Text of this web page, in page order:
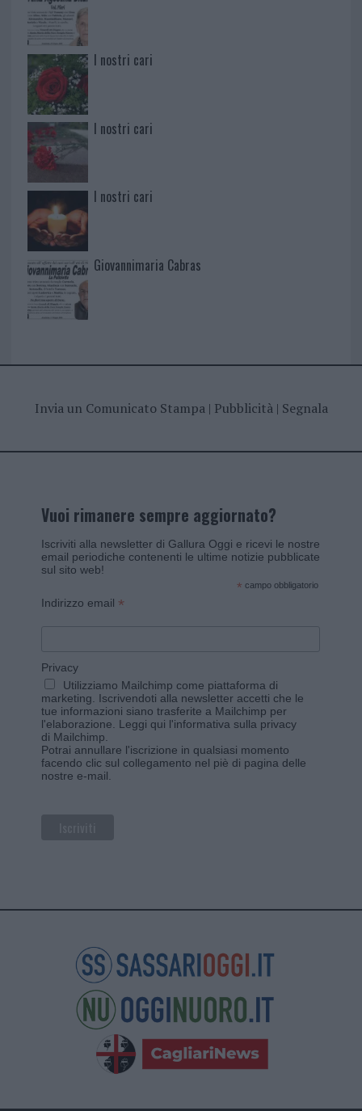
I nostri cari
I nostri cari
I nostri cari
Giovannimaria Cabras
Invia un Comunicato Stampa| Pubblicità| Segnala
Vuoi rimanere sempre aggiornato?
Iscriviti alla newsletter di Gallura Oggi e ricevi le nostre
email periodiche contenenti le ultime notizie pubblicate
sul sito web!
* campo obbligatorio
Indirizzo email *
Privacy
Utilizziamo Mailchimp come piattaforma di
marketing. Iscrivendoti alla newsletter accetti che le
tue informazioni siano trasferite a Mailchimp per
l'elaborazione. Leggi qui l'informativa sulla privacy
di Mailchimp
Potrai annullare l'iscrizione in qualsiasi momento
facendo clic sul collegamento nel piè di pagina delle
nostre e-mail.